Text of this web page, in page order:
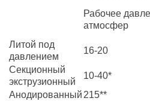
Рабочее
атмосфер
Литой под
давлением
16-20
Секционный
экструзионный
10-40*
Анодированный 215**